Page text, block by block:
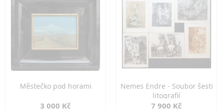
Městečko pod horami
3 000 Kč
Nemes Endre - Soubor šesti
litografií
7 900 Kč